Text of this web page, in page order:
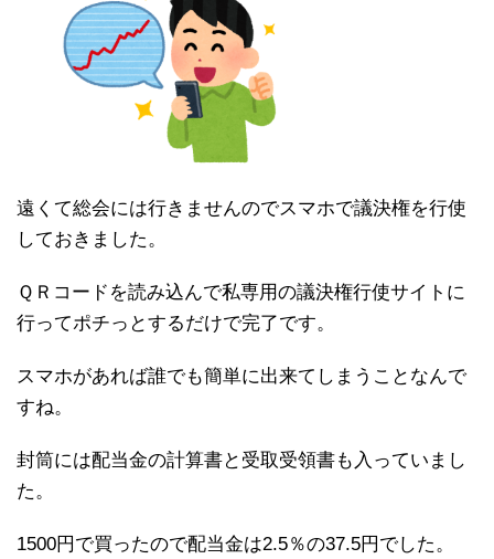
遠くて総会には行きませんのでスマホで議決権を行使
しておきました。
ＱＲコードを読み込んで私専用の議決権行使サイトに
行ってポチっとするだけで完了です。
スマホがあれば誰でも簡単に出来てしまうことなんで
すね。
封筒には配当金の計算書と受取受領書も入っていまし
た。
1500円で買ったので配当金は2.5％の37.5円でした。